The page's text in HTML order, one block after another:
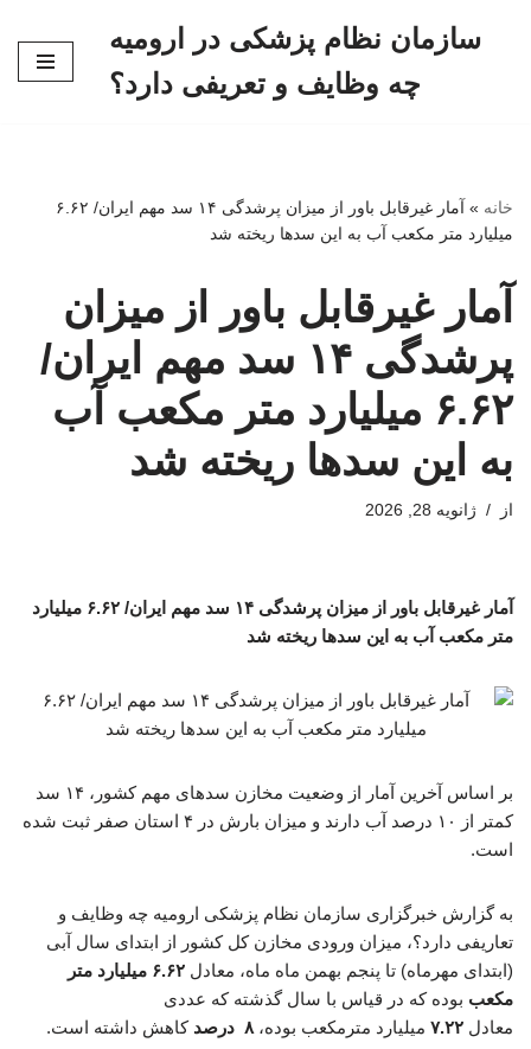
سازمان نظام پزشکی در ارومیه
چه وظایف و تعریفی دارد؟
خانه »
آمار غیرقابل باور از میزان پرشدگی ۱۴ سد مهم ایران/ ۶.۶۲
میلیارد متر مکعب آب به این سدها ریخته شد
آمار غیرقابل باور از میزان
پرشدگی ۱۴ سد مهم ایران/
۶.۶۲ میلیارد متر مکعب آب
به این سدها ریخته شد
از ژانویه 28, 2026
آمار غیرقابل باور از میزان پرشدگی ۱۴ سد مهم ایران/ ۶.۶۲ میلیارد
متر مکعب آب به این سدها ریخته شد
بر اساس آخرین آمار از وضعیت مخازن سدهای مهم کشور، ۱۴ سد
کمتر از ۱۰ درصد آب دارند و میزان بارش در ۴ استان صفر ثبت شده
است.
به گزارش خبرگزاری سازمان نظام پزشکی ارومیه چه وظایف و
تعاریفی دارد؟، میزان ورودی مخازن کل کشور از ابتدای سال آبی
(ابتدای مهرماه) تا پنجم بهمن ماه ماه، معادل
۶.۶۲ میلیارد متر
مکعب بوده که در قیاس با سال گذشته که عددی
معادل ۷.۲۲ میلیارد مترمکعب بوده، ۸ درصد کاهش داشته است.